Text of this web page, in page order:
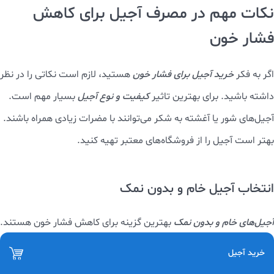
نکات مهم در مصرف آجیل برای کاهش
فشار خون
اگر به فکرخرید آجیل برای فشار خونهستید، لازم است نکاتی را در نظر
داشته باشید. برای بهترین تاثیرکیفیت و نوع آجیلبسیار مهم است.
آجیل‌های شور یا آغشته به شکر می‌توانند با مضرات زیادی همراه باشند.
بهتر است آجیل را از فروشگاه‌های معتبر تهیه کنید.
انتخاب آجیل خام و بدون نمک
آجیل‌های خام و بدون نمک بهترین گزینه برای کاهش فشار خون هستند.
آجیل‌های نمکی به خاطر محتوای سدیم بالا، باعث افزایش فشار خون
خرید آجیل